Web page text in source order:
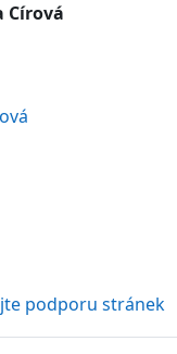
Círová
podporu stránek